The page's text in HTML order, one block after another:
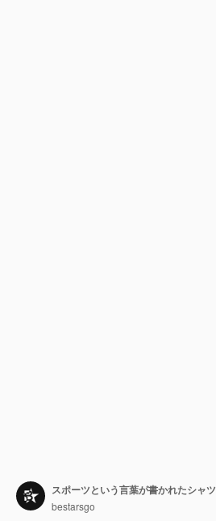
スポーツという言葉が書かれたシャツ
bestarsgo